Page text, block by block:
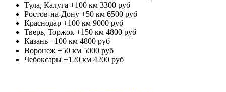
Тула, Калуга +100 км 3300 руб
Ростов-на-Дону +50 км 6500 руб
Краснодар +100 км 9000 руб
Тверь, Торжок +150 км 4800 руб
Казань +100 км 4800 руб
Воронеж +50 км 5000 руб
Чебоксары +120 км 4200 руб